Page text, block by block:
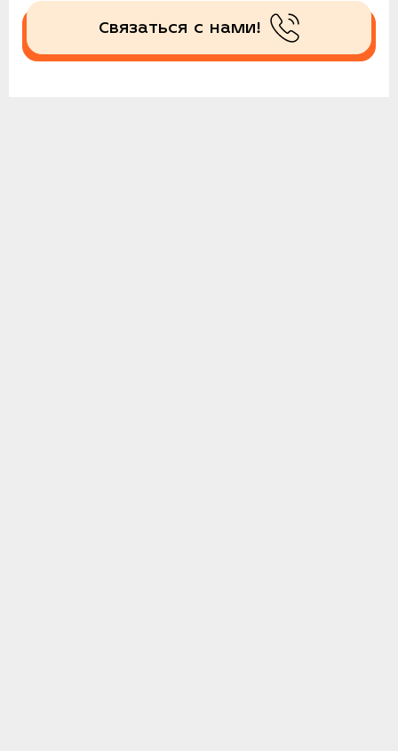
Получить спецпредложение!
Связаться с нами!